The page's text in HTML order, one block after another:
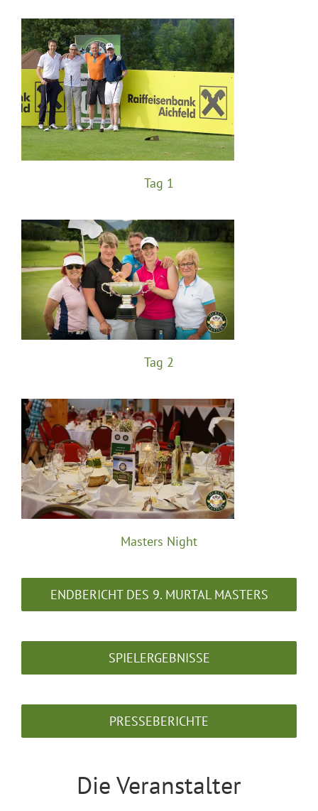
Tag 1
Tag 2
Masters Night
ENDBERICHT DES 9. MURTAL MASTERS
SPIELERGEBNISSE
PRESSEBERICHTE
Die Veranstalter